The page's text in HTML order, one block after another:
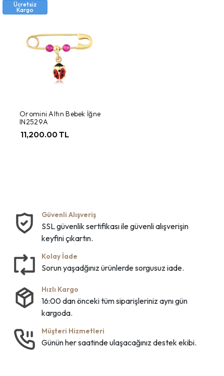
Ücretsiz
Kargo
Oromini Altın Bebek İğne
IN2529A
11,200.00 TL
Güvenli Alışveriş
SSL güvenlik sertifikası ile güvenli alışverişin
keyfini çıkartın.
Kolay İade
Sorun yaşadğınız ürünlerde sorgusuz iade.
Hızlı Kargo
16:00 dan önceki tüm siparişleriniz aynı gün
kargoda.
Müşteri Hizmetleri
Günün her saatinde ulaşacağınız destek ekibi.